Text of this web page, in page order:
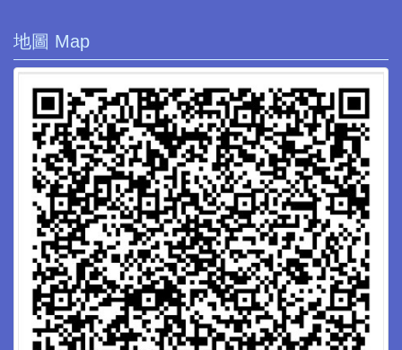
地圖 Map